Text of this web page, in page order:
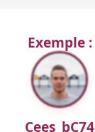
Exemple :
Cees_bC74